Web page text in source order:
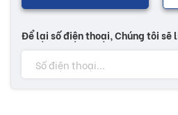
Để lại số điện thoại, Chúng tôi sẽ